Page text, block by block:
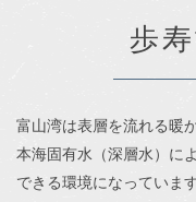
歩
富山湾は表層を流れる暖
本海固有水（深層水）に
できる環境になっていま